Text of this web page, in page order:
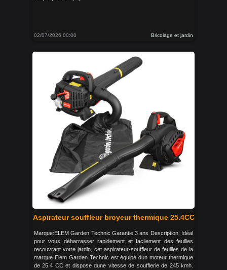
02/07/2026 00:00 Bricolage et jardin
Aspirateur souffleur broyeur thermique 25.4CC
Marque:ELEM Garden Technic Garantie:3 ans Description: Idéal
pour vous débarrasser rapidement et facilement des feuilles
recouvrant votre jardin, cet aspirateur-souffleur de feuilles de la
marque Elem Garden Technic est équipé dun moteur thermique
de 25.4 CC et dispose dune vitesse de soufflerie de 245 kmh.